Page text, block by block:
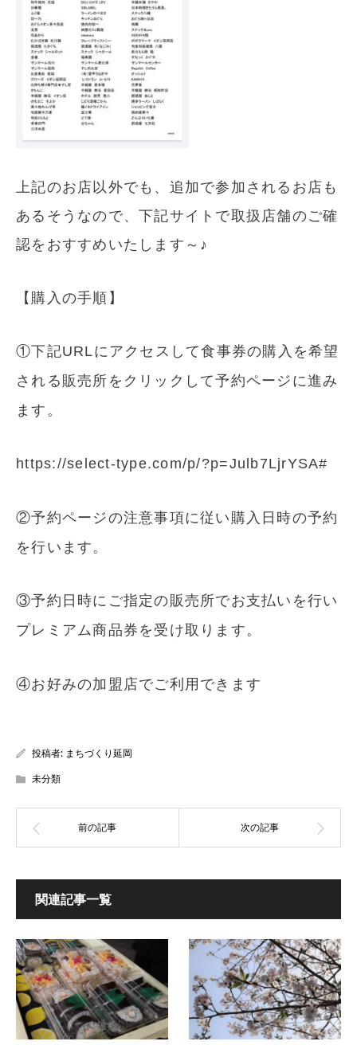
上記のお店以外でも、追加で参加されるお店も
あるそうなので、下記サイトで取扱店舗のご確
認をおすすめいたします～♪
【購入の手順】
①下記URLにアクセスして食事券の購入を希望
される販売所をクリックして予約ページに進み
ます。
https://select-type.com/p/?p=Julb7LjrYSA#
②予約ページの注意事項に従い購入日時の予約
を行います。
③予約日時にご指定の販売所でお支払いを行い
プレミアム商品券を受け取ります。
④お好みの加盟店でご利用できます
投稿者: まちづくり延岡
未分類
関連記事一覧